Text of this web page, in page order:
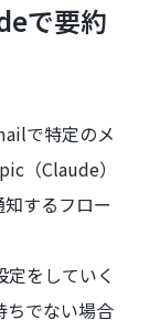
で要約
で特定のメ
（Claude）
するフロー
をしていく
ちでない場合